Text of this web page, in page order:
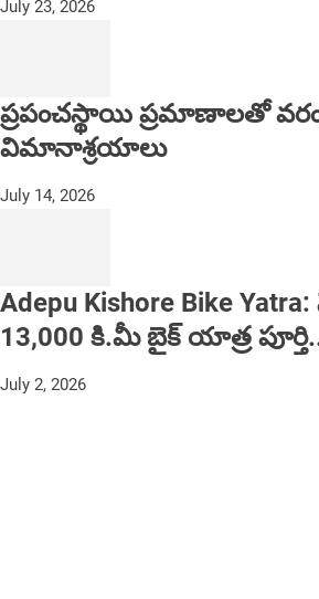
July 23, 2026
ప్రపంచస్థాయి ప్రమాణాలతో
విమానాశ్రయాలు
July 14, 2026
Adepu Kishore Bike
13,000 కి.మీ బైక్ యాత్ర
July 2, 2026